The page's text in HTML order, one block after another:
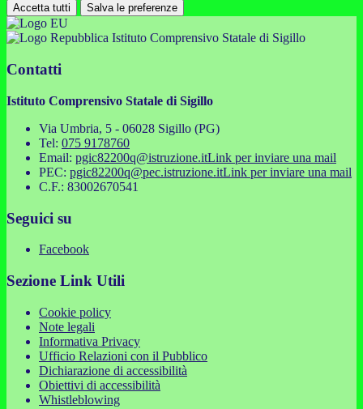
Accetta tutti Salva le preferenze
Istituto Comprensivo Statale di Sigillo
Contatti
Istituto Comprensivo Statale di Sigillo
Via Umbria, 5 - 06028 Sigillo (PG)
Tel: 075 9178760
Email: pgic82200q@istruzione.itLink per inviare una mail
PEC: pgic82200q@pec.istruzione.itLink per inviare una mail
C.F.: 83002670541
Seguici su
Facebook
Sezione Link Utili
Cookie policy
Note legali
Informativa Privacy
Ufficio Relazioni con il Pubblico
Dichiarazione di accessibilità
Obiettivi di accessibilità
Whistleblowing